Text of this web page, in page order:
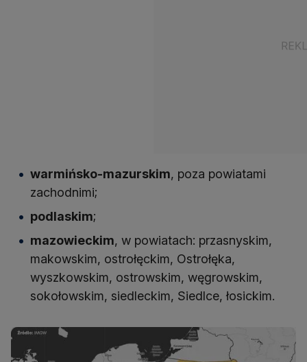
warmińsko-mazurskim, poza powiatami
zachodnimi;
podlaskim;
mazowieckim, w powiatach: przasnyskim,
makowskim, ostrołęckim, Ostrołęka,
wyszkowskim, ostrowskim, węgrowskim,
sokołowskim, siedleckim, Siedlce, łosickim.